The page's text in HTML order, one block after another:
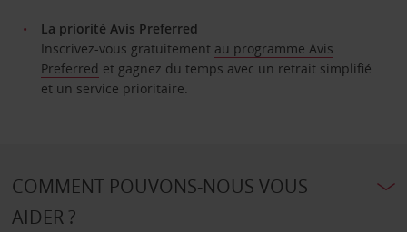
La priorité Avis Preferred
Inscrivez-vous gratuitement au programme Avis
Preferred et gagnez du temps avec un retrait simplifié
et un service prioritaire.
COMMENT POUVONS-NOUS VOUS
AIDER ?